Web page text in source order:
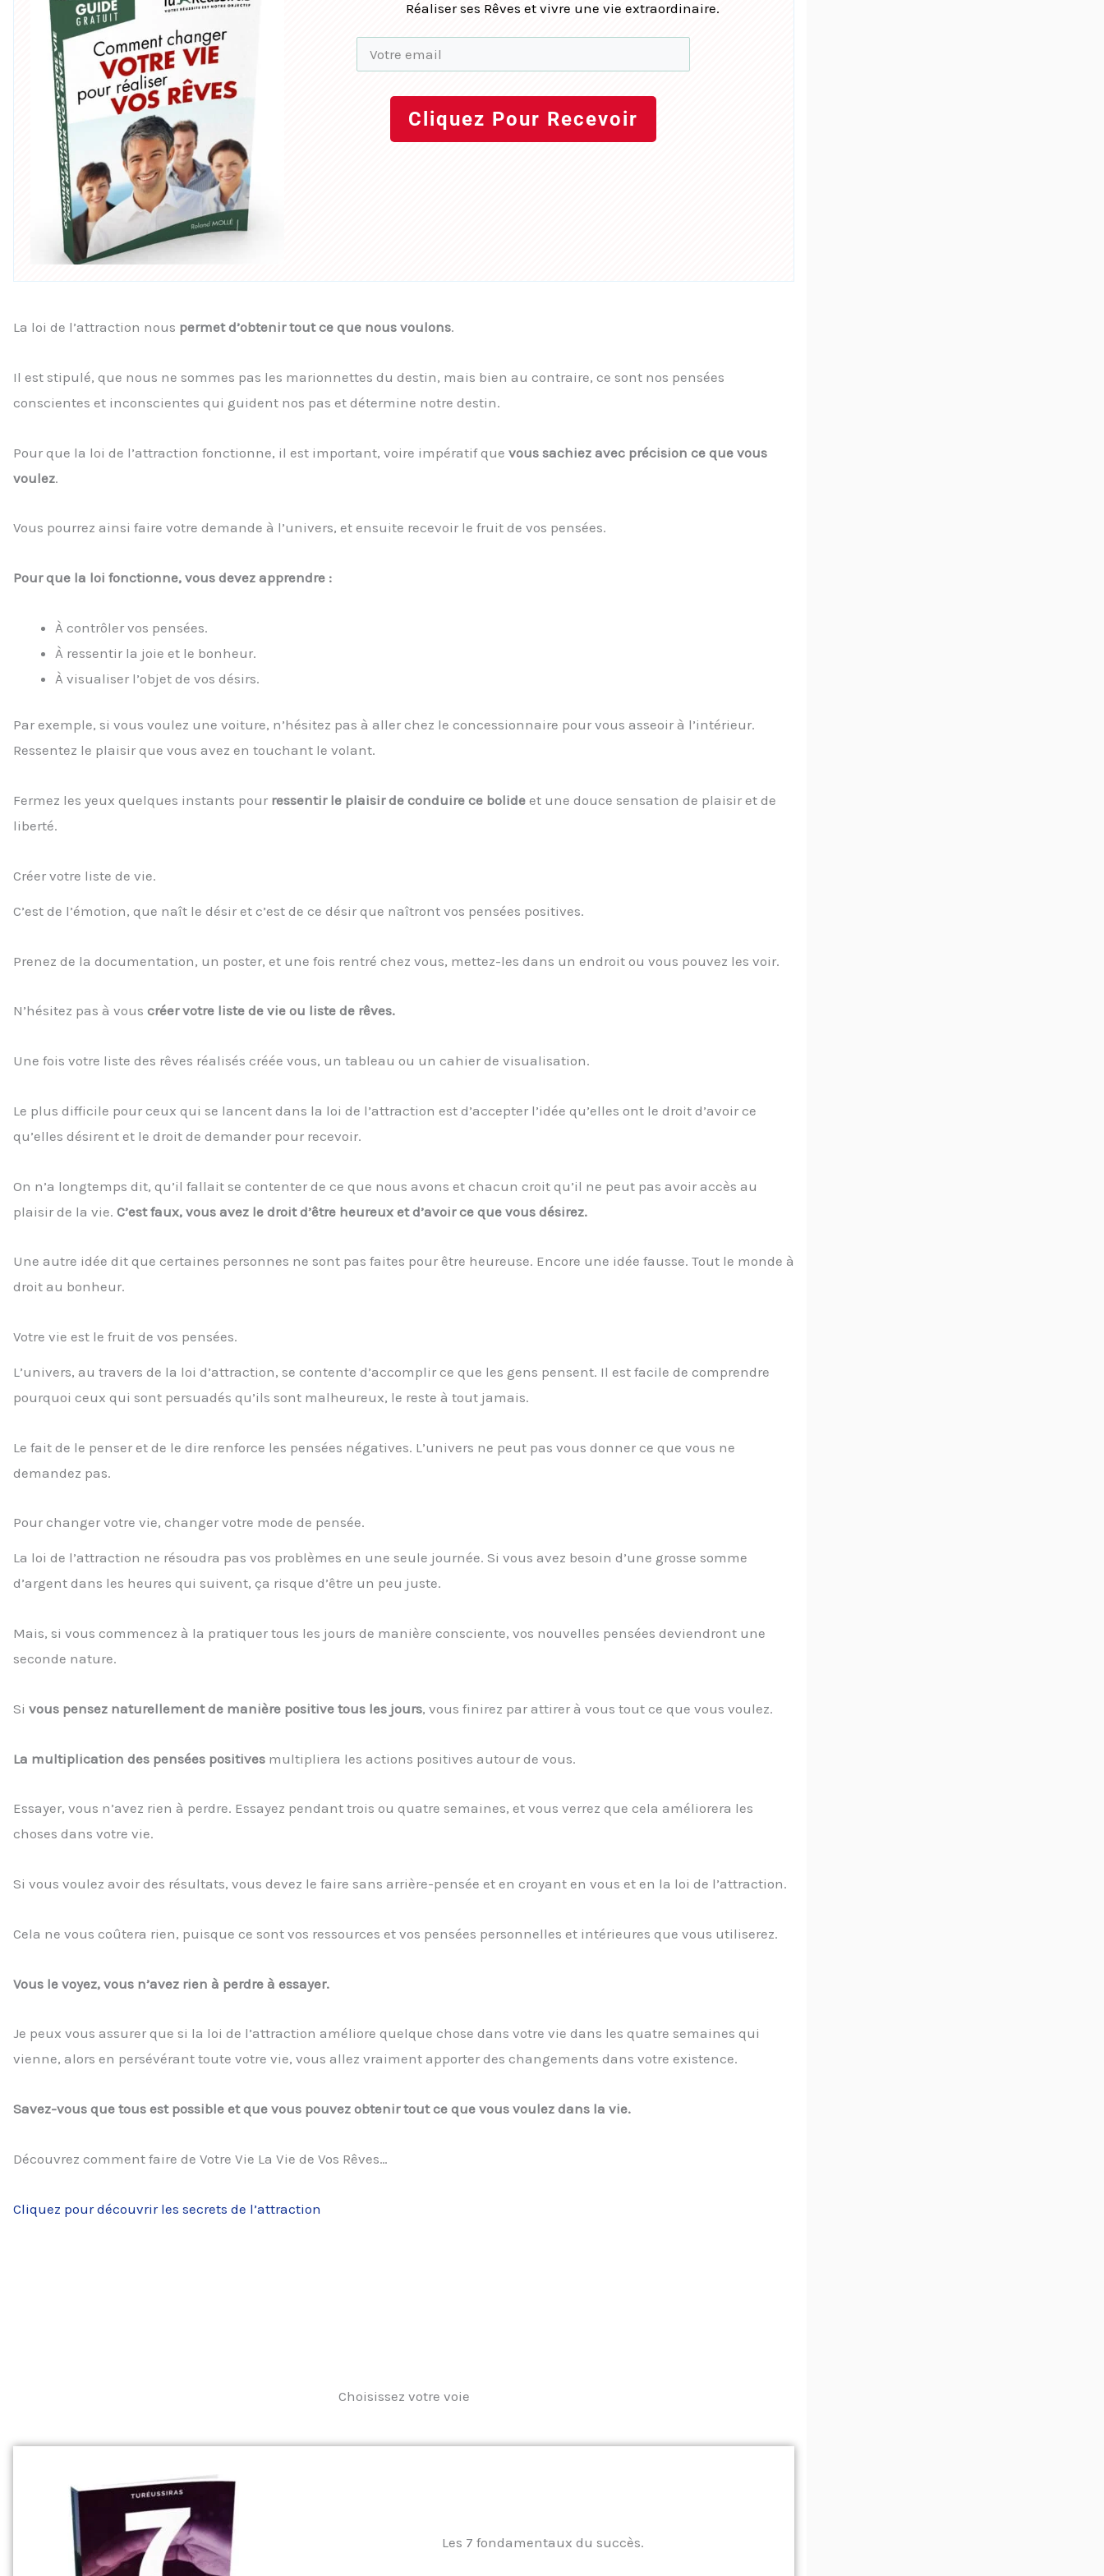
Réaliser ses Rêves et vivre une vie extraordinaire.
Cliquez Pour Recevoir
La loi de l’attraction nous permet d’obtenir tout ce que nous voulons.
Il est stipulé, que nous ne sommes pas les marionnettes du destin, mais bien au contraire, ce sont nos pensées
conscientes et inconscientes qui guident nos pas et détermine notre destin.
Pour que la loi de l’attraction fonctionne, il est important, voire impératif que vous sachiez avec précision ce que vous
voulez.
Vous pourrez ainsi faire votre demande à l’univers, et ensuite recevoir le fruit de vos pensées.
Pour que la loi fonctionne, vous devez apprendre :
À contrôler vos pensées.
À ressentir la joie et le bonheur.
À visualiser l’objet de vos désirs.
Par exemple, si vous voulez une voiture, n’hésitez pas à aller chez le concessionnaire pour vous asseoir à l’intérieur.
Ressentez le plaisir que vous avez en touchant le volant.
Fermez les yeux quelques instants pour ressentir le plaisir de conduire ce bolide et une douce sensation de plaisir et de
liberté.
Créer votre liste de vie.
C’est de l’émotion, que naît le désir et c’est de ce désir que naîtront vos pensées positives.
Prenez de la documentation, un poster, et une fois rentré chez vous, mettez-les dans un endroit ou vous pouvez les voir.
N’hésitez pas à vous créer votre liste de vie ou liste de rêves.
Une fois votre liste des rêves réalisés créée vous, un tableau ou un cahier de visualisation.
Le plus difficile pour ceux qui se lancent dans la loi de l’attraction est d’accepter l’idée qu’elles ont le droit d’avoir ce
qu’elles désirent et le droit de demander pour recevoir.
On n’a longtemps dit, qu’il fallait se contenter de ce que nous avons et chacun croit qu’il ne peut pas avoir accès au
plaisir de la vie. C’est faux, vous avez le droit d’être heureux et d’avoir ce que vous désirez.
Une autre idée dit que certaines personnes ne sont pas faites pour être heureuse. Encore une idée fausse. Tout le monde à
droit au bonheur.
Votre vie est le fruit de vos pensées.
L’univers, au travers de la loi d’attraction, se contente d’accomplir ce que les gens pensent. Il est facile de comprendre
pourquoi ceux qui sont persuadés qu’ils sont malheureux, le reste à tout jamais.
Le fait de le penser et de le dire renforce les pensées négatives. L’univers ne peut pas vous donner ce que vous ne
demandez pas.
Pour changer votre vie, changer votre mode de pensée.
La loi de l’attraction ne résoudra pas vos problèmes en une seule journée. Si vous avez besoin d’une grosse somme
d’argent dans les heures qui suivent, ça risque d’être un peu juste.
Mais, si vous commencez à la pratiquer tous les jours de manière consciente, vos nouvelles pensées deviendront une
seconde nature.
Si vous pensez naturellement de manière positive tous les jours, vous finirez par attirer à vous tout ce que vous voulez.
La multiplication des pensées positives multipliera les actions positives autour de vous.
Essayer, vous n’avez rien à perdre. Essayez pendant trois ou quatre semaines, et vous verrez que cela améliorera les
choses dans votre vie.
Si vous voulez avoir des résultats, vous devez le faire sans arrière-pensée et en croyant en vous et en la loi de l’attraction.
Cela ne vous coûtera rien, puisque ce sont vos ressources et vos pensées personnelles et intérieures que vous utiliserez.
Vous le voyez, vous n’avez rien à perdre à essayer.
Je peux vous assurer que si la loi de l’attraction améliore quelque chose dans votre vie dans les quatre semaines qui
vienne, alors en persévérant toute votre vie, vous allez vraiment apporter des changements dans votre existence.
Savez-vous que tous est possible et que vous pouvez obtenir tout ce que vous voulez dans la vie.
Découvrez comment faire de Votre Vie La Vie de Vos Rêves…
Cliquez pour découvrir les secrets de l’attraction
Choisissez votre voie
Les 7 fondamentaux du succès.